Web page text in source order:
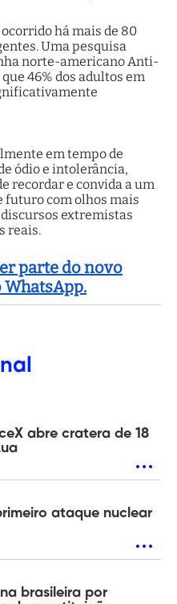
há mais de 80
Uma pesquisa
norte-americano Anti-
46% dos adultos em
em tempo de
ódio e intolerância,
recordar e convida a um
futuro com olhos mais
extremistas
reais.
parte do novo
abre cratera de 18
ataque nuclear
brasileira por